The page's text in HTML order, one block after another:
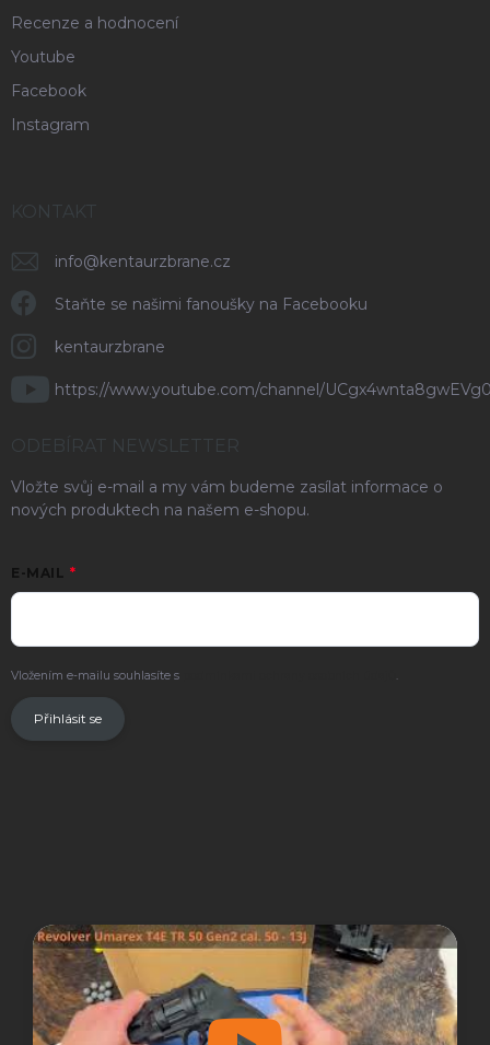
Recenze a hodnocení
Youtube
Facebook
Instagram
KONTAKT
info@kentaurzbrane.cz
Staňte se našimi fanoušky na Facebooku
kentaurzbrane
https://www.youtube.com/channel/
ODEBÍRAT NEWSLETTER
Vložte svůj e-mail a my vám budeme zasílat informace o
nových produktech na našem e-shopu.
E-MAIL
Vložením e-mailu souhlasíte s .
Přihlásit se